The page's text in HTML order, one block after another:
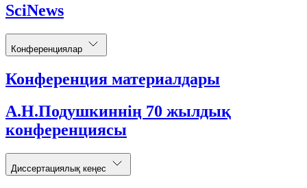
SciNews
Конференциялар
Конференция материалдары
А.Н.Подушкиннің 70 жылдық
конференциясы
Диссертациялық кеңес